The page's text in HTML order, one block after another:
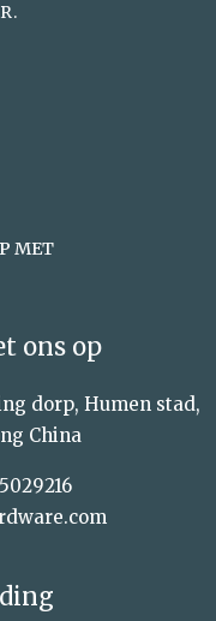
MET
ons op
dorp, Humen stad,
China